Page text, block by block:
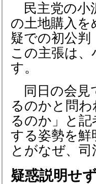
民主党の小
の土地購入を
疑での初公判
この主張は
す。
同日の会見
るのかと問
るのか」と
する姿勢を鮮
とがなぜ、
疑惑説明せ